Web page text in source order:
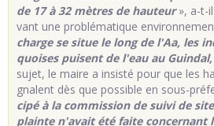
de 17 à 32 mètres de hau­teur», a-t-
vant une pro­blé­ma­tique
charge se situe le long de l'Aa, les
quoises puisent de l'eau au
sujet, le maire a in­sisté pour que les
gnalent dès que pos­sible en sous-
cipé à la com­mis­sion de suivi de
plainte n'avait été faite concer­nant